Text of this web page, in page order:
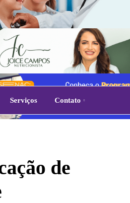
Serviços Contato
de